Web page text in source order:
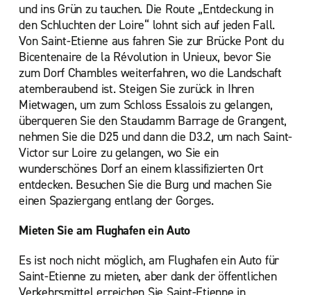
und ins Grün zu tauchen. Die Route „Entdeckung in
den Schluchten der Loire“ lohnt sich auf jeden Fall.
Von Saint-Etienne aus fahren Sie zur Brücke Pont du
Bicentenaire de la Révolution in Unieux, bevor Sie
zum Dorf Chambles weiterfahren, wo die Landschaft
atemberaubend ist. Steigen Sie zurück in Ihren
Mietwagen, um zum Schloss Essalois zu gelangen,
überqueren Sie den Staudamm Barrage de Grangent,
nehmen Sie die D25 und dann die D3.2, um nach Saint-
Victor sur Loire zu gelangen, wo Sie ein
wunderschönes Dorf an einem klassifizierten Ort
entdecken. Besuchen Sie die Burg und machen Sie
einen Spaziergang entlang der Gorges.
Mieten Sie am Flughafen ein Auto
Es ist noch nicht möglich, am Flughafen ein Auto für
Saint-Etienne zu mieten, aber dank der öffentlichen